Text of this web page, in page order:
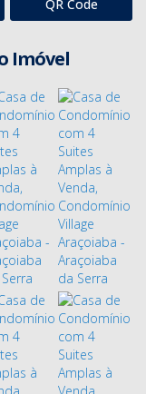
QR Code
Imóvel